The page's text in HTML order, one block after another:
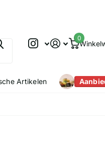
0
Artikelen